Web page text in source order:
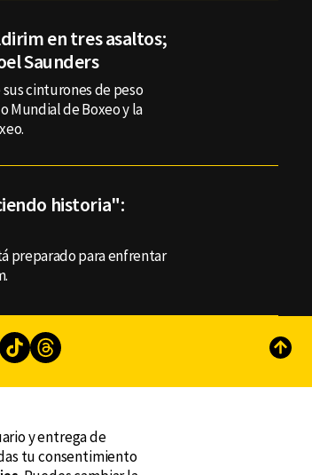
en tres asaltos;
Saunders
cinturones de peso
Mundial de Boxeo y la
historia":
preparado para enfrentar
TikTokThreads Subir
y entrega de
tu consentimiento